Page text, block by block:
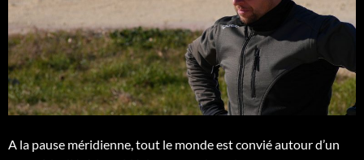
A la pause méridienne, tout le monde est convié autour d’un